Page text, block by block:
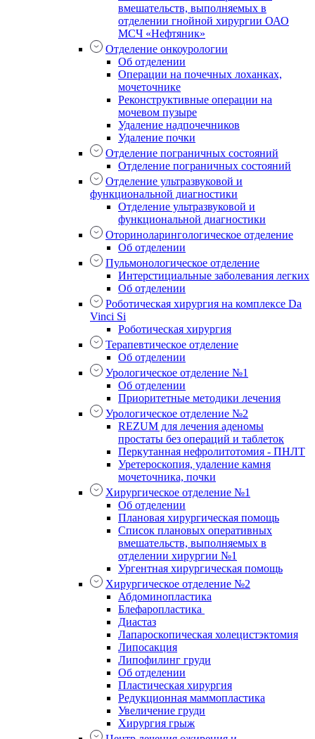
вмешательств, выполняемых в
отделении гнойной хирургии ОАО
МСЧ «Нефтяник»
Отделение онкоурологии
Об отделении
Операции на почечных лоханках,
мочеточнике
Реконструктивные операции на
мочевом пузыре
Удаление надпочечников
Удаление почки
Отделение пограничных состояний
Отделение пограничных состояний
Отделение ультразвуковой и
функциональной диагностики
Отделение ультразвуковой и
функциональной диагностики
Оториноларингологическое отделение
Об отделении
Пульмонологическое отделение
Интерстициальные заболевания легких
Об отделении
Роботическая хирургия на комплексе Da
Vinci Si
Роботическая хирургия
Терапевтическое отделение
Об отделении
Урологическое отделение №1
Об отделении
Приоритетные методики лечения
Урологическое отделение №2
REZUM для лечения аденомы
простаты без операций и таблеток
Перкутанная нефролитотомия - ПНЛТ
Уретероскопия, удаление камня
мочеточника, почки
Хирургическое отделение №1
Об отделении
Плановая хирургическая помощь
Список плановых оперативных
вмешательств, выполняемых в
отделении хирургии №1
Ургентная хирургическая помощь
Хирургическое отделение №2
Абдоминопластика
Блефаропластика
Диастаз
Лапароскопическая холецистэктомия
Липосакция
Липофилинг груди
Об отделении
Пластическая хирургия
Редукционная маммопластика
Увеличение груди
Хирургия грыж